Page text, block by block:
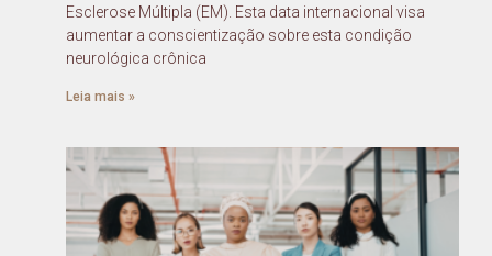
Esclerose Múltipla (EM). Esta data internacional visa
aumentar a conscientização sobre esta condição
neurológica crônica
Leia mais »